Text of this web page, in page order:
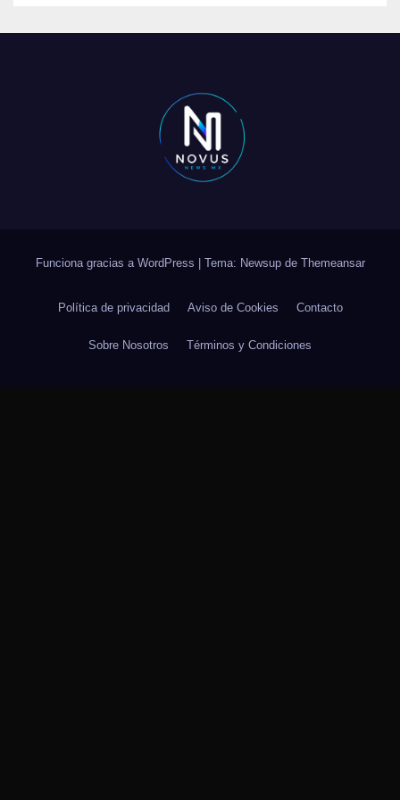
Funciona gracias a WordPress Tema: Newsup de Themeansar
Política de privacidad Aviso de Cookies Contacto
Sobre Nosotros Términos y Condiciones